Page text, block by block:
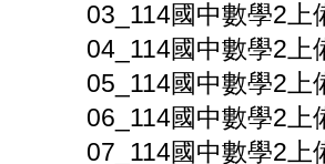
03_114國中數學2上
04_114國中數學2上
05_114國中數學2上
06_114國中數學2上
07_114國中數學2上